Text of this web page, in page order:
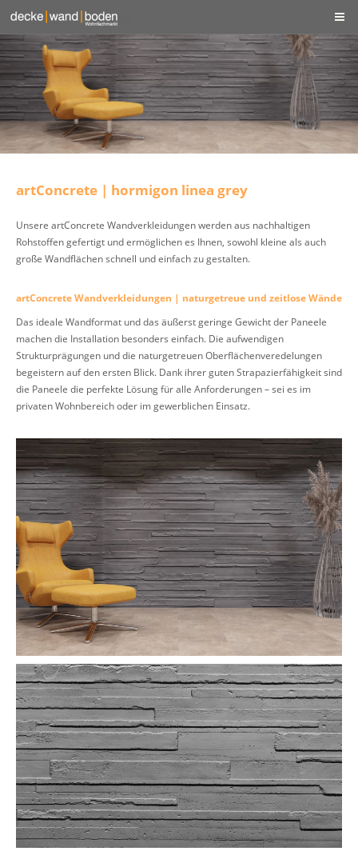
artConcrete | hormigon linea grey
Unsere artConcrete Wandverkleidungen werden aus nachhaltigen
Rohstoffen gefertigt und ermöglichen es Ihnen, sowohl kleine als auch
große Wandflächen schnell und einfach zu gestalten.
artConcrete Wandverkleidungen | naturgetreue und zeitlose Wände
Das ideale Wandformat und das äußerst geringe Gewicht der Paneele
machen die Installation besonders einfach. Die aufwendigen
Strukturprägungen und die naturgetreuen Oberflächenveredelungen
begeistern auf den ersten Blick. Dank ihrer guten Strapazierfähigkeit sind
die Paneele die perfekte Lösung für alle Anforderungen – sei es im
privaten Wohnbereich oder im gewerblichen Einsatz.